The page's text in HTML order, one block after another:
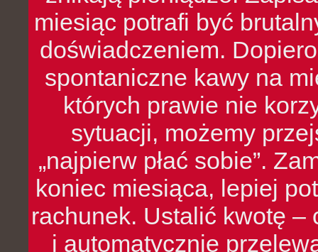
miesiąc potrafi być
doświadczeniem.
spontaniczne kawy na
których prawie nie
sytuacji, możemy
„najpierw płać sobie”.
koniec miesiąca, lepiej
rachunek. Ustalić kwotę
i automatycznie